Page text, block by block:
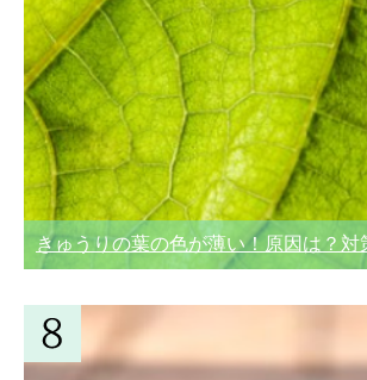
きゅうりの葉の色が薄い！原因は？対